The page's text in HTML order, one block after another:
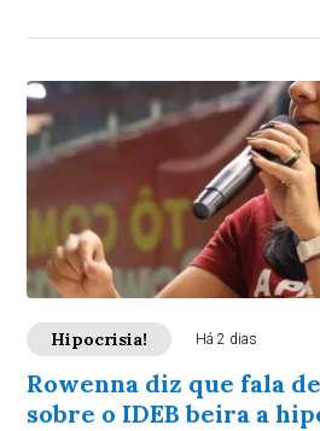
Hipocrisia! Há 2 dias
Rowenna diz que fala
sobre o IDEB beira a